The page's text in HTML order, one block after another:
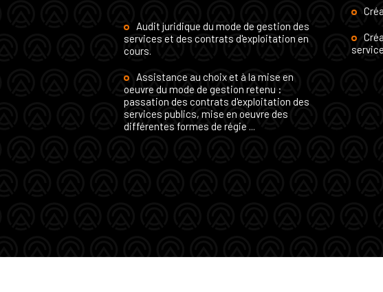
Audit juridique du mode de gestion des
services et des contrats d'exploitation en
cours.
Assistance au choix et à la mise en
oeuvre du mode de gestion retenu :
passation des contrats d'exploitation des
services publics, mise en oeuvre des
différentes formes de régie ...